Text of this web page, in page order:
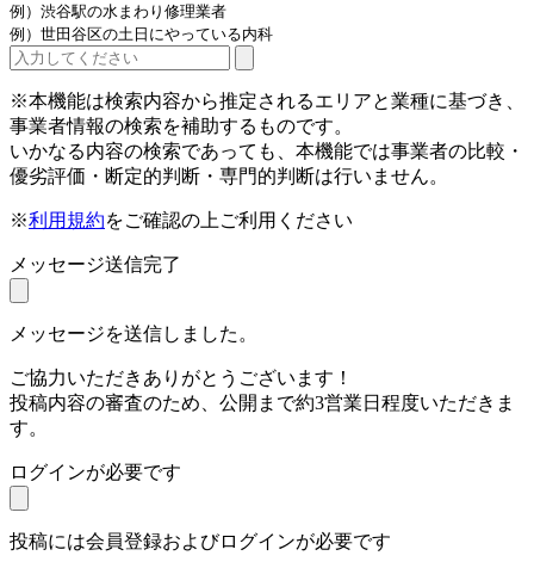
例）渋谷駅の水まわり修理業者
例）世田谷区の土日にやっている内科
※本機能は検索内容から推定されるエリアと業種に基づき、
事業者情報の検索を補助するものです。
いかなる内容の検索であっても、本機能では事業者の比較・
優劣評価・断定的判断・専門的判断は行いません。
※利用規約をご確認の上ご利用ください
メッセージ送信完了
メッセージを送信しました。
ご協力いただきありがとうございます！
投稿内容の審査のため、公開まで約3営業日程度いただきま
す。
ログインが必要です
投稿には会員登録およびログインが必要です